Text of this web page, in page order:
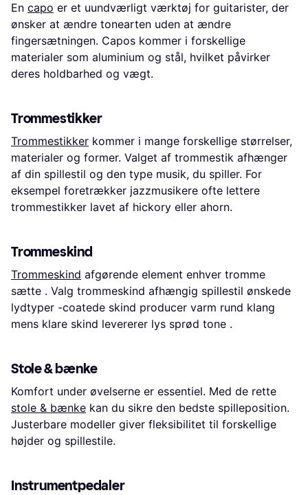
En capo er et uundværligt værktøj for guitarister, der
ønsker at ændre tonearten uden at ændre
fingersætningen. Capos kommer i forskellige
materialer som aluminium og stål, hvilket påvirker
deres holdbarhed og vægt.
Trommestikker
Trommestikker kommer i mange forskellige størrelser,
materialer og former. Valget af trommestik afhænger
af din spillestil og den type musik, du spiller. For
eksempel foretrækker jazzmusikere ofte lettere
trommestikker lavet af hickory eller ahorn.
Trommeskind
Trommeskind afgørende element enhver tromme
sætte . Valg trommeskind afhængig spillestil ønskede
lydtyper -coatede skind producer varm rund klang
mens klare skind levererer lys sprød tone .
Stole & bænke
Komfort under øvelserne er essentiel. Med de rette
stole & bænke kan du sikre den bedste spilleposition.
Justerbare modeller giver fleksibilitet til forskellige
højder og spillestile.
Instrumentpedaler